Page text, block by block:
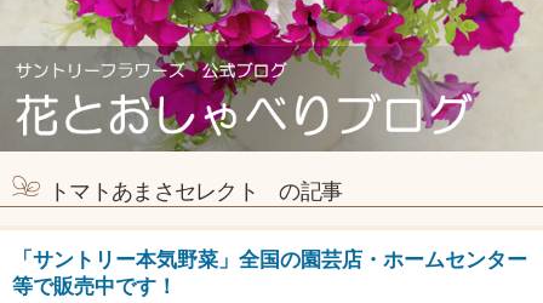
トマトあまさセレクト の記事
「サントリー本気野菜」全国の園芸店・ホームセンター
等で販売中です！